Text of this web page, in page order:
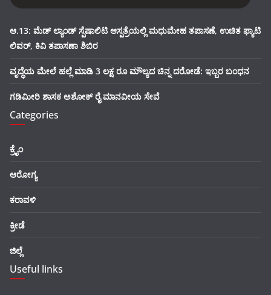
ಆ.13: ಮೆಡ್ ಲ್ಯಾಂಡ್ ಸ್ಪೆಷಾಲಿಟಿ ಆಸ್ಪತ್ರೆಯಲ್ಲಿ ಮಧುಮೇಹ ತಪಾಸಣೆ, ಉಚಿತ ಫ್ಯಾಟಿ
ಲಿವರ್, ಕಿವಿ ತಪಾಸಣಾ ಶಿಬಿರ
ವೃದ್ಧೆಯ ಮೇಲೆ ಹಲ್ಲೆ ಮಾಡಿ 3 ಲಕ್ಷ ರೂ ಮೌಲ್ಯದ ಚಿನ್ನ ದರೋಡೆ: ಇಬ್ಬರ ಬಂಧನ
ಗಡಿಮೀರಿ ಶಾಸಕ ಅಶೋಕ್ ರೈ ಮಾನವೀಯ ಸೇವೆ
Categories
ಕ್ರೈಂ
ಆರೋಗ್ಯ
ಕರಾವಳಿ
ಕ್ರೀಡೆ
ಜಿಲ್ಲೆ
Useful links